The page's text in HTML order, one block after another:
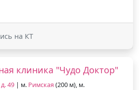
на КТ
клиника "Чудо Доктор"
49 | м. Римская (200 м), м.